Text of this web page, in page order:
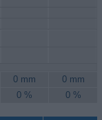
0 mm
0 mm
0 % 0 %